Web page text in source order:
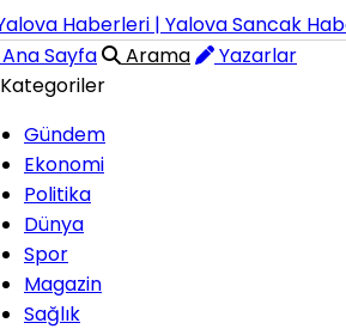
Ana Sayfa Arama
Yazarlar
Kategoriler
Gündem
Ekonomi
Politika
Dünya
Spor
Magazin
Sağlık